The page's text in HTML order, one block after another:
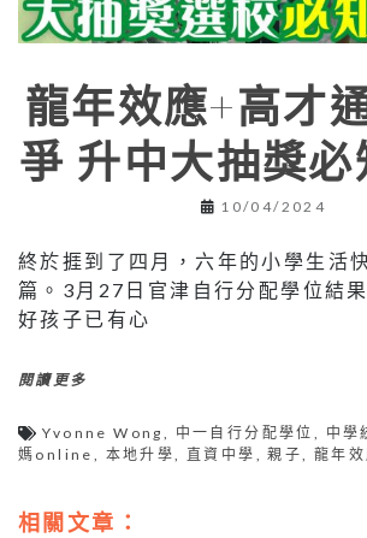
龍年效應+高才
爭 升中大抽獎
10/04/2024
終於捱到了四月，六年的小學生活
篇。3月27日官津自行分配學位結
好孩子已有心
閱讀更多
Yvonne Wong 中一自行分配學位 中學
媽online
本地升學 直資中學 ,親子 ,龍年效
相關文章：